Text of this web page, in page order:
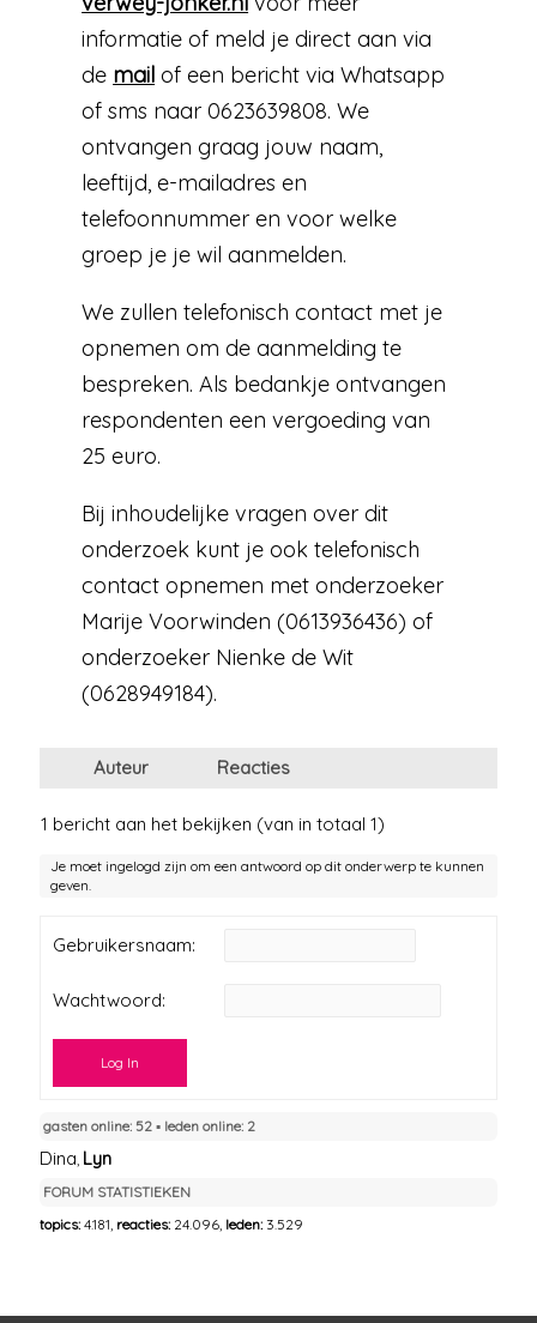
informatie of meld je direct aan via
de mail of een bericht via Whatsapp
of sms naar 0623639808. We
ontvangen graag jouw naam,
leeftijd, e-mailadres en
telefoonnummer en voor welke
groep je je wil aanmelden.
We zullen telefonisch contact met je
opnemen om de aanmelding te
bespreken. Als bedankje ontvangen
respondenten een vergoeding van
25 euro.
Bij inhoudelijke vragen over dit
onderzoek kunt je ook telefonisch
contact opnemen met onderzoeker
Marije Voorwinden (0613936436) of
onderzoeker Nienke de Wit
(0628949184).
Auteur Reacties
1 bericht aan het bekijken (van in totaal 1)
Je moet ingelogd zijn om een antwoord op dit onderwerp te kunnen
geven.
Gebruikersnaam:
Wachtwoord:
Log In
gasten online: 52 ▪︎ leden online: 2
Dina Lyn
FORUM STATISTIEKEN
topics:4.181, reacties: 24.096, leden: 3.529